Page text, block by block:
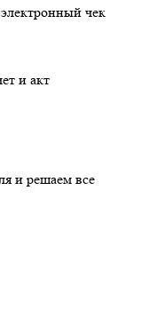
чек
и акт
и решаем все